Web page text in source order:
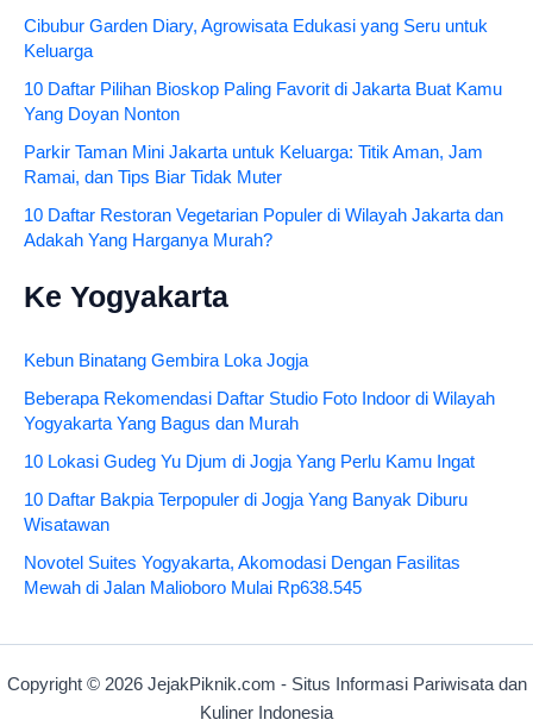
Cibubur Garden Diary, Agrowisata Edukasi yang Seru untuk
Keluarga
10 Daftar Pilihan Bioskop Paling Favorit di Jakarta Buat Kamu
Yang Doyan Nonton
Parkir Taman Mini Jakarta untuk Keluarga: Titik Aman, Jam
Ramai, dan Tips Biar Tidak Muter
10 Daftar Restoran Vegetarian Populer di Wilayah Jakarta dan
Adakah Yang Harganya Murah?
Ke Yogyakarta
Kebun Binatang Gembira Loka Jogja
Beberapa Rekomendasi Daftar Studio Foto Indoor di Wilayah
Yogyakarta Yang Bagus dan Murah
10 Lokasi Gudeg Yu Djum di Jogja Yang Perlu Kamu Ingat
10 Daftar Bakpia Terpopuler di Jogja Yang Banyak Diburu
Wisatawan
Novotel Suites Yogyakarta, Akomodasi Dengan Fasilitas
Mewah di Jalan Malioboro Mulai Rp638.545
Copyright © 2026 JejakPiknik.com - Situs Informasi Pariwisata dan
Kuliner Indonesia